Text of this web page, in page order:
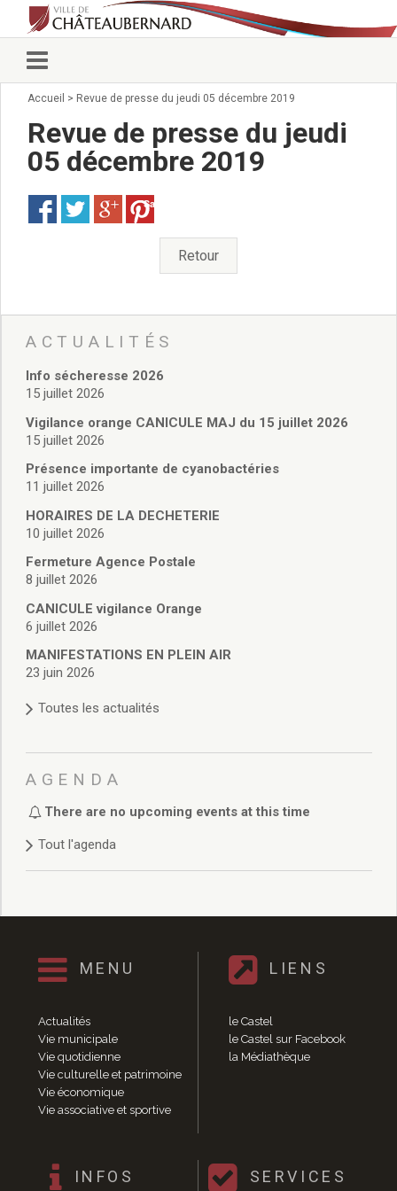
Vie municipale
Conseillers municipaux
Commissions 2026
Arrêtés du Maire
Services municipaux
Pour venir nous voir
administratives
Services Techniques
Affaires Scolaires
Vie associative
Police Municipale/règlementation
Cimetière/réglementation funéraire
Services en ligne
Licences boissons
Cadastre
Actes d’état civil
Budget de Fonctionnement
Budget d’Investissement
Conseils municipaux
Règlement du conseil municipal
Délibérations 2025
Délibérations 2022
Délibérations 2021
Délibérations 2020
Délibérations 2019
Délibérations 2018
Délibérations 2014
Délibérations 2013
Délibérations 2011
Délibérations 2010
Délibérations 2009
Délibérations 2008
Agenda réunions publiques
Marchés publics
Vie quotidienne
Accueil > Revue de presse du jeudi 05 décembre 2019
Revue de presse du jeudi
05 décembre 2019
Save
Retour
ACTUALITÉS
Info sécheresse 2026
15 juillet 2026
Vigilance orange CANICULE MAJ du 15 juillet 2026
15 juillet 2026
Présence importante de cyanobactéries
11 juillet 2026
HORAIRES DE LA DECHETERIE
10 juillet 2026
Fermeture Agence Postale
8 juillet 2026
CANICULE vigilance Orange
6 juillet 2026
MANIFESTATIONS EN PLEIN AIR
23 juin 2026
Toutes les actualités
AGENDA
There are no upcoming events at this time
Tout l'agenda
MENU
Actualités
Vie municipale
Vie quotidienne
Vie culturelle et patrimoine
Vie économique
Vie associative et sportive
LIENS
le Castel
le Castel sur Facebook
la Médiathèque
INFOS SERVICES